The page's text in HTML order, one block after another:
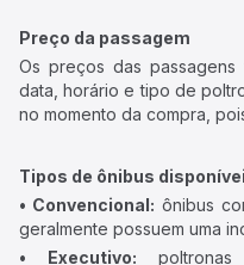
Preço da passagem
Os preços das
data, horário e tipo de
no momento da compra,
Tipos de ônibus
• Convencional: ônibus
geralmente possuem uma
• Executivo: poltronas